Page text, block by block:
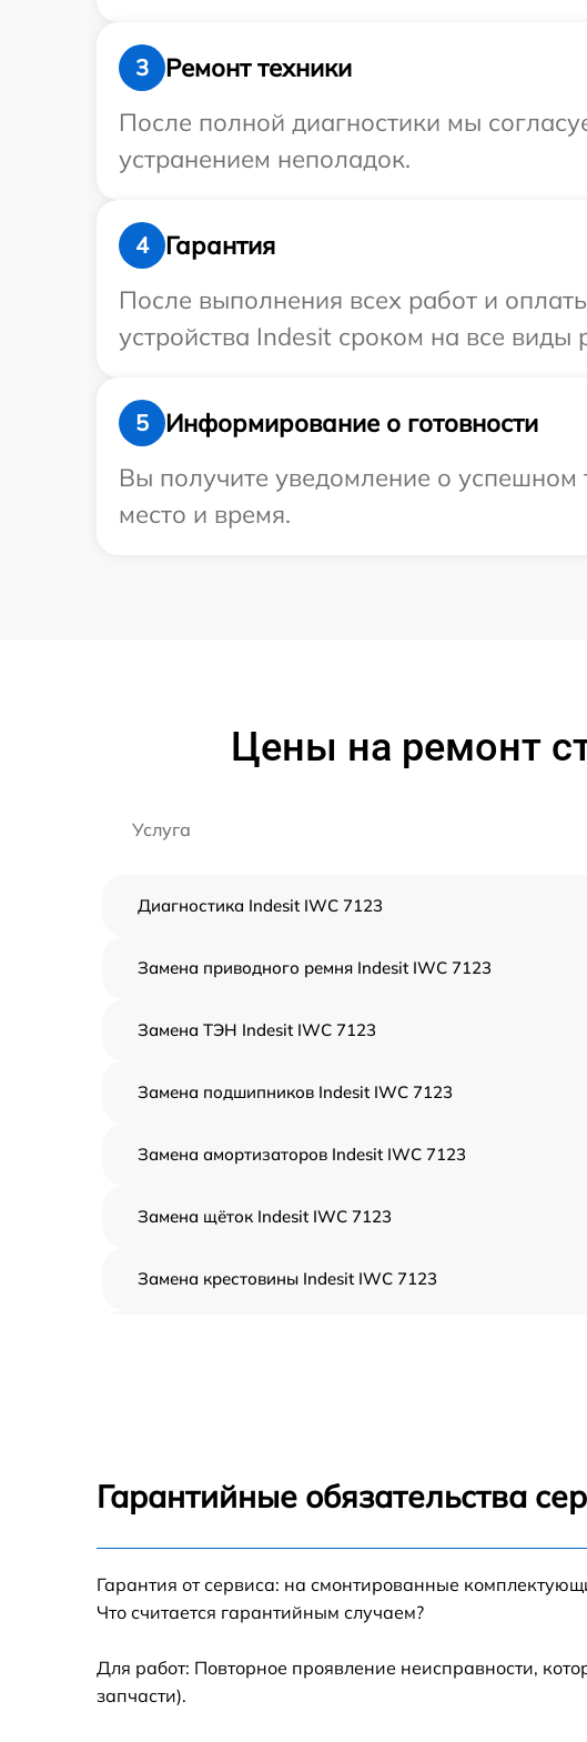
3
Ремонт техники
После полной диагностики мы
устранением неполадок.
4
Гарантия
После выполнения всех работ и
устройства Indesit сроком на все виды
5
Информирование о готовности
Вы получите уведомление о успешном
место и время.
Цены на ремонт
Услуга
Диагностика Indesit IWC 7123
Замена приводного ремня Indesit IWC 7123
Замена ТЭН Indesit IWC 7123
Замена подшипников Indesit IWC 7123
Замена амортизаторов Indesit IWC 7123
Замена щёток Indesit IWC 7123
Замена крестовины Indesit IWC 7123
Замена УБЛ Indesit IWC 7123
7123
Гарантийные обязательства
Гарантия от сервиса: на смонтированные
Что считается гарантийным случаем?
Для работ: Повторное проявление неисправности,
запчасти).